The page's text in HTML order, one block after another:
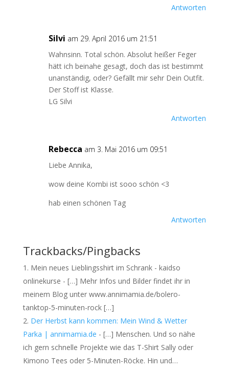
Antworten
Silvi am 29. April 2016 um 21:51
Wahnsinn. Total schön. Absolut heißer Feger
hätt ich beinahe gesagt, doch das ist bestimmt
unanständig, oder? Gefällt mir sehr Dein Outfit.
Der Stoff ist Klasse.
LG Silvi
Antworten
Rebecca am 3. Mai 2016 um 09:51
Liebe Annika,
wow deine Kombi ist sooo schön <3
hab einen schönen Tag
Antworten
Trackbacks/Pingbacks
Mein neues Lieblingsshirt im Schrank - kaidso
onlinekurse - […] Mehr Infos und Bilder findet ihr in
meinem Blog unter www.annimamia.de/bolero-
tanktop-5-minuten-rock […]
Der Herbst kann kommen: Mein Wind & Wetter
Parka | annimamia.de - […] Menschen. Und so nähe
ich gern schnelle Projekte wie das T-Shirt Sally oder
Kimono Tees oder 5-Minuten-Röcke. Hin und…